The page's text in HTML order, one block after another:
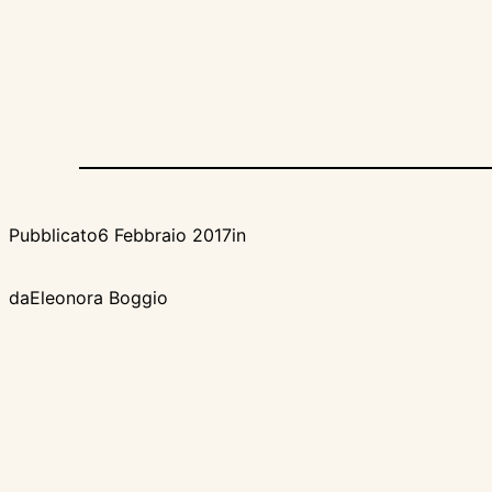
Pubblicato6 Febbraio 2017in
daEleonora Boggio